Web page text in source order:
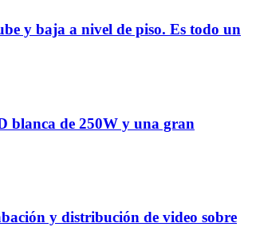
y baja a nivel de piso. Es todo un
blanca de 250W y una gran
y distribución de video sobre